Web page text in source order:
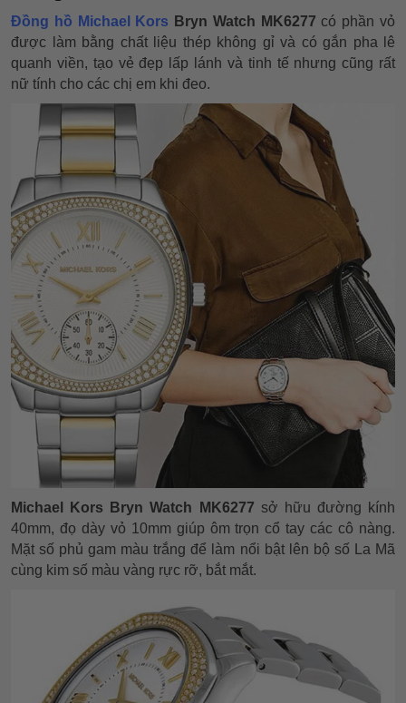
Đồng hồ Michael Kors Bryn Watch MK6277có phần vỏ
được làm bằng chất liệu thép không gỉ và có gắn pha lê
quanh viền, tạo vẻ đẹp lấp lánh và tinh tế nhưng cũng rất
nữ tính cho các chị em khi đeo.
Michael Kors Bryn Watch MK6277 sở hữu đường kính
40mm, đọ dày vỏ 10mm giúp ôm trọn cổ tay các cô nàng.
Mặt số phủ gam màu trắng để làm nổi bật lên bộ số La Mã
cùng kim số màu vàng rực rỡ, bắt mắt.